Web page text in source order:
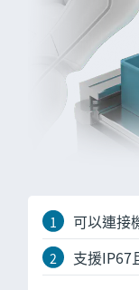
可以連接
支援IP67